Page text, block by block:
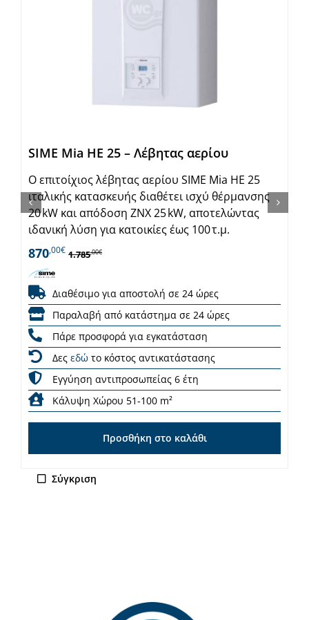
SIME Mia HE 25 – Λέβητας αερίου
Ο επιτοίχιος λέβητας αερίου SIME Mia HE 25
ιταλικής κατασκευής διαθέτει ισχύ θέρμανσης
20 kW και απόδοση ΖΝΧ 25 kW, αποτελώντας
ιδανική λύση για κατοικίες έως 100 τ.μ.
870,00€ 1.785,00€
Διαθέσιμο για αποστολή σε 24 ώρες
Παραλαβή από κατάστημα σε 24 ώρες
Πάρε προσφορά για εγκατάσταση
Δες εδώ το κόστος αντικατάστασης
Εγγύηση αντιπροσωπείας 6 έτη
Κάλυψη Χώρου 51-100 m²
Προσθήκη στο καλάθι
Σύγκριση